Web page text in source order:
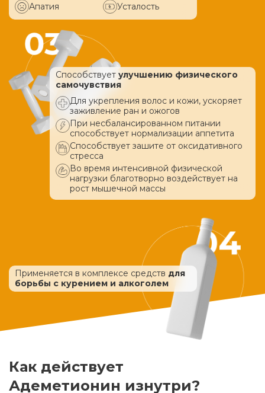
Апатия
Усталость
Способствует улучшению физического
самочувствия
Для укрепления волос и кожи, ускоряет
заживление ран и ожогов
При несбалансированном питании
способствует нормализации аппетита
Способствует зашите от оксидативного
стресса
Во время интенсивной физической
нагрузки благотворно воздействует на
рост мышечной массы
Применяется в комплексе средств для
борьбы с курением и алкоголем
Как действует
Адеметионин изнутри?